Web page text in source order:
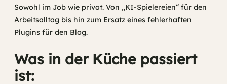
Sowohl im Job wie privat. Von „KI-Spielereien“ für den
Arbeitsalltag bis hin zum Ersatz eines fehlerhaften
Plugins für den Blog.
Was in der Küche passiert
ist: